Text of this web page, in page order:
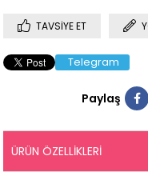
TAVSIYE ET
Telegram
Paylaş
ÜRÜN ÖZELLIKLERI